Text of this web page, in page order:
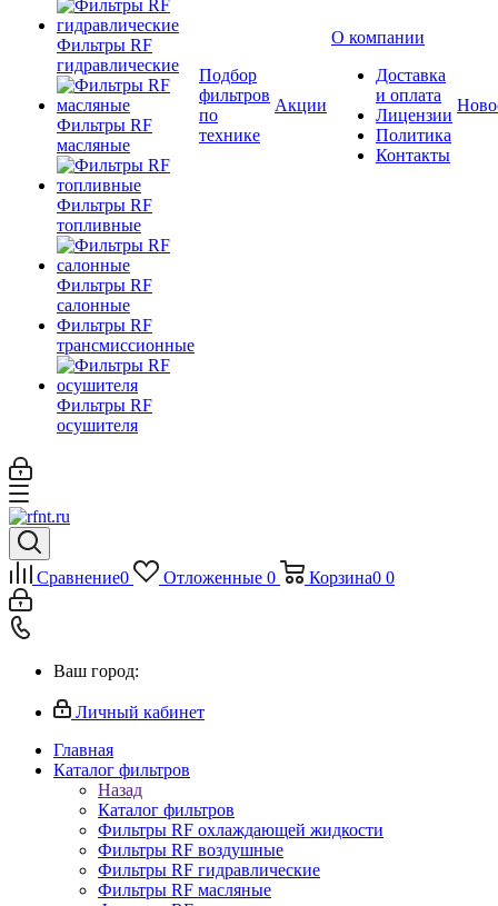
Фильтры RF
гидравлические
Фильтры RF
масляные
Фильтры RF
топливные
Фильтры RF
салонные
Фильтры RF
трансмиссионные
Фильтры RF
осушителя
Подбор
фильтров
по
технике
Акции
О компании
Доставка
и оплата
Лицензии
Политика
Контакты
Сравнение0 Отложенные 0 Корзина0 0
Ваш город:
Личный кабинет
Главная
Каталог фильтров
Назад
Каталог фильтров
Фильтры RF охлаждающей жидкости
Фильтры RF воздушные
Фильтры RF гидравлические
Фильтры RF масляные